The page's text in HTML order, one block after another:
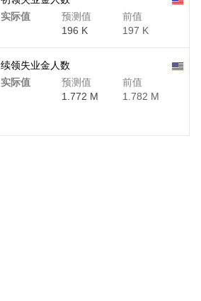
实际值
预测值
196 K
前值
197 K
续领失业金人数
实际值
预测值
1.772 M
前值
1.782 M